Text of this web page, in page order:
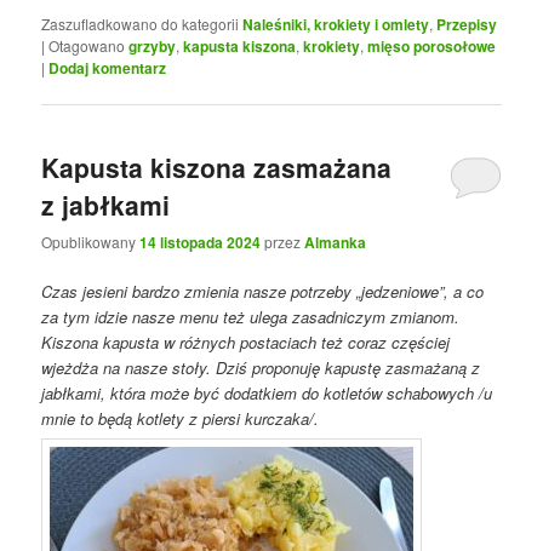
Zaszufladkowano do kategorii Naleśniki, krokiety i omlety, Przepisy
|Otagowano grzyby,kapusta kiszona,krokiety,mięso porosołowe
| Dodaj komentarz
Kapusta kiszona zasmażana
z jabłkami
Opublikowany14 listopada 2024przezAlmanka
Czas jesieni bardzo zmienia nasze potrzeby „jedzeniowe”, a co
za tym idzie nasze menu też ulega zasadniczym zmianom.
Kiszona kapusta w różnych postaciach też coraz częściej
wjeżdża na nasze stoły. Dziś proponuję kapustę zasmażaną z
jabłkami, która może być dodatkiem do kotletów schabowych /u
mnie to będą kotlety z piersi kurczaka/.